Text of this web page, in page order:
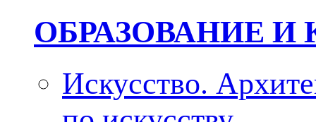
ОБРАЗОВАНИЕ И
Искусство.